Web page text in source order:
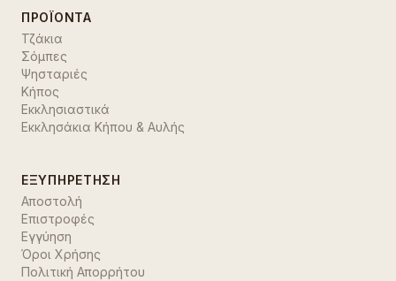
ΠΡΟΪΌΝΤΑ
Τζάκια
Σόμπες
Ψησταριές
Κήπος
Εκκλησιαστικά
Εκκλησάκια Κήπου & Αυλής
ΕΞΥΠΗΡΈΤΗΣΗ
Αποστολή
Επιστροφές
Εγγύηση
Όροι Χρήσης
Πολιτική Απορρήτου